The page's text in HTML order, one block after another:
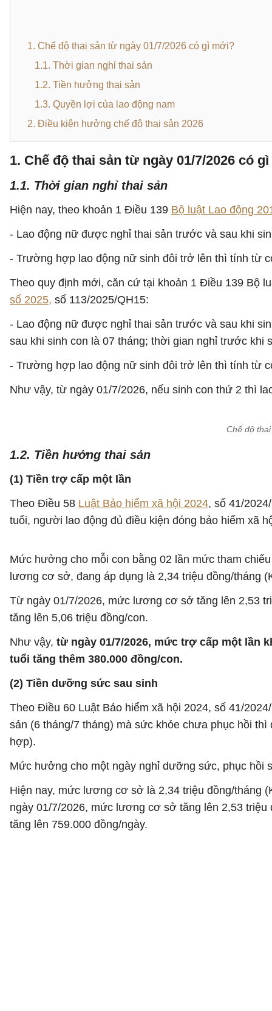
1. Chế độ thai sản từ ngày 01/7/2026 có gì mới?
1.1. Thời gian nghỉ thai sản
1.2. Tiền hưởng thai sản
1.3. Quyền lợi của lao động nam
2. Điều kiện hưởng chế độ thai sản 2026
1. Chế độ thai sản từ ngày 01/7/2026 có
1.1. Thời gian nghỉ thai sản
Hiện nay, theo khoản 1 Điều 139 Bộ luật Lao động
- Lao động nữ được nghỉ thai sản trước và sau khi
- Trường hợp lao động nữ sinh đôi trở lên thì tính từ
Theo quy định mới, căn cứ tại khoản 1 Điều 139 Bộ
số 2025, số 113/2025/QH15:
- Lao động nữ được nghỉ thai sản trước và sau khi
sau khi sinh con là 07 tháng; thời gian nghỉ trước khi
- Trường hợp lao động nữ sinh đôi trở lên thì tính từ
Như vậy, từ ngày 01/7/2026, nếu sinh con thứ 2 thì
Chế độ
1.2. Tiền hưởng thai sản
(1) Tiền trợ cấp một lần
Theo Điều 58 Luật Bảo hiểm xã hội 2024, số 41/
tuổi, người lao động đủ điều kiện đóng bảo hiểm xã
Mức hưởng cho mỗi con bằng 02 lần mức tham
lương cơ sở, đang áp dụng là 2,34 triệu đồng/tháng
Từ ngày 01/7/2026, mức lương cơ sở tăng lên 2,53
tăng lên 5,06 triệu đồng/con.
Như vậy, từ ngày 01/7/2026, mức trợ cấp một lần
tuổi tăng thêm 380.000 đồng/con.
(2) Tiền dưỡng sức sau sinh
Theo Điều 60 Luật Bảo hiểm xã hội 2024, số 41/
sản (6 tháng/7 tháng) mà sức khỏe chưa phục hồi
hợp).
Mức hưởng cho một ngày nghỉ dưỡng sức, phục hồi
Hiện nay, mức lương cơ sở là 2,34 triệu đồng/tháng
ngày 01/7/2026, mức lương cơ sở tăng lên 2,53
tăng lên 759.000 đồng/ngày.